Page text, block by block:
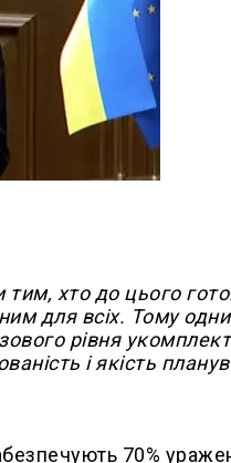
хто до цього
для всіх. Тому
рівня
і якість
70%